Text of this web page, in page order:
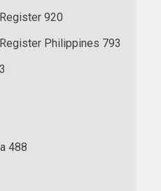
920
Philippines 793
488